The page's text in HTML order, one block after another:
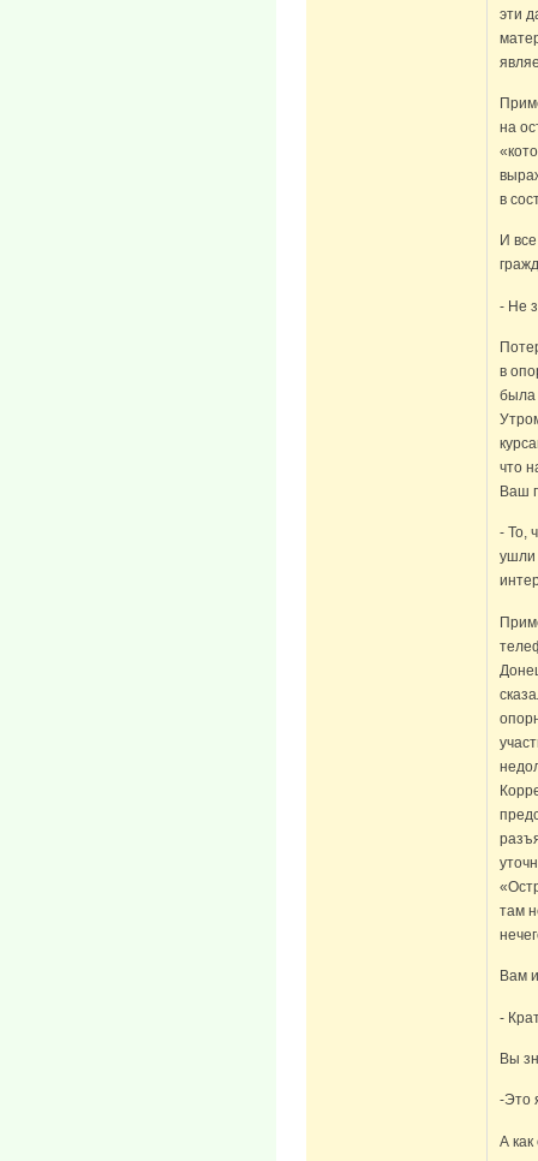
эти
на
в
И
- Не
в
была
что
Ваш
- То,
ушли
там
Вам
-
Вы
-Это
А как